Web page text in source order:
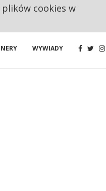
WYWIADY
cookies w